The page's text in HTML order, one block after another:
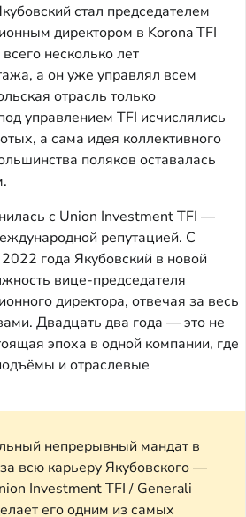
стал председателем
директором в Korona TFI
несколько лет
а он уже управлял всем
отрасль только
управлением TFI исчислялись
а сама идея коллективного
поляков оставалась
с Union Investment TFI —
репутацией. С
года Якубовский в новой
вице-председателя
директора, отвечая за весь
Двадцать два года — это не
эпоха в одной компании, где
и отраслевые
непрерывный мандат в
всю карьеру Якубовского —
Investment TFI / Generali
его одним из самых